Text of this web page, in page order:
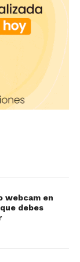
recibe un
solucionar
es
moverte
elimina el
webcam en
debes